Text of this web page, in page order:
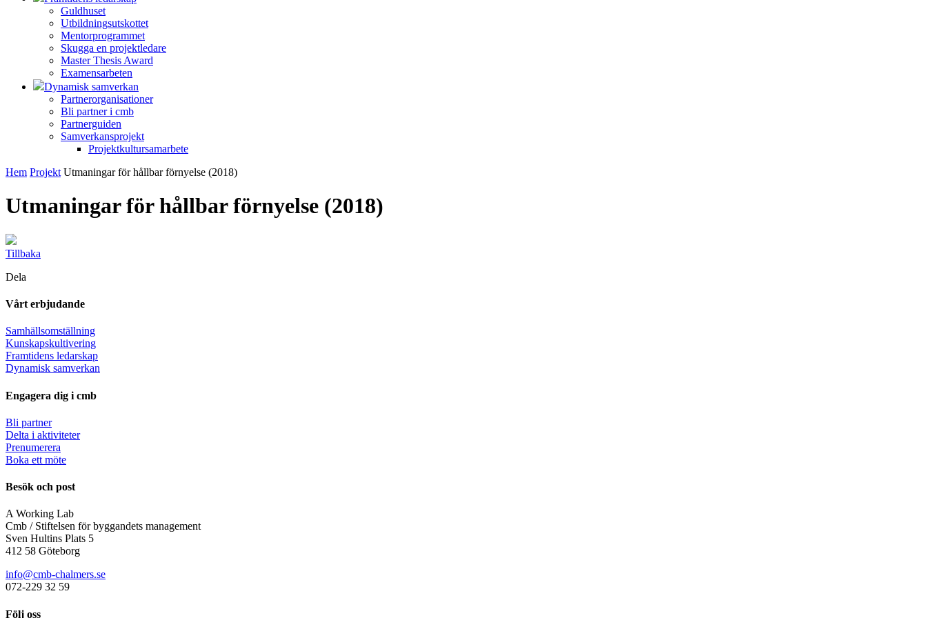
Guldhuset
Utbildningsutskottet
Mentorprogrammet
Skugga en projektledare
Master Thesis Award
Examensarbeten
Dynamisk samverkan
Partnerorganisationer
Bli partner i cmb
Partnerguiden
Samverkansprojekt
Projektkultursamarbete
Hem Projekt Utmaningar för hållbar förnyelse (2018)
Utmaningar för hållbar förnyelse (2018)
Tillbaka
Dela
Vårt erbjudande
Samhällsomställning
Kunskapskultivering
Framtidens ledarskap
Dynamisk samverkan
Engagera dig i cmb
Bli partner
Delta i aktiviteter
Prenumerera
Boka ett möte
Besök och post
A Working Lab
Cmb / Stiftelsen för byggandets management
Sven Hultins Plats 5
412 58 Göteborg
info@cmb-chalmers.se
072-229 32 59
Följ oss